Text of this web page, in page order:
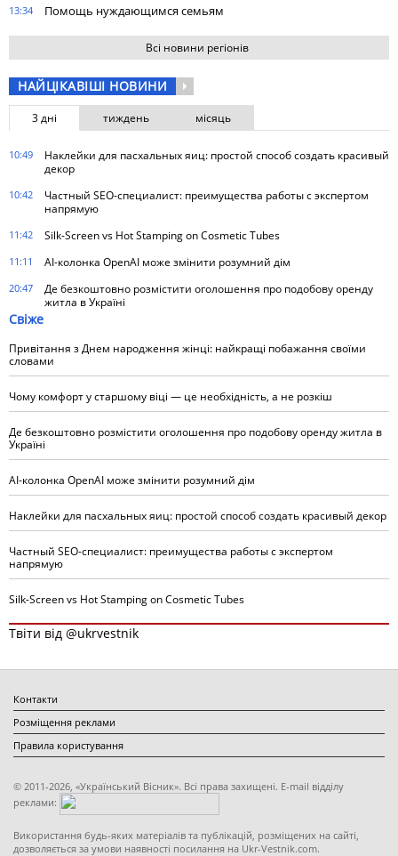
13:34 Помощь нуждающимся семьям
Всі новини регіонів
НАЙЦІКАВІШІ НОВИНИ
3 дні тиждень місяць
10:49
Наклейки для пасхальных яиц: простой способ создать красивый
декор
10:42
Частный SEO-специалист: преимущества работы с экспертом
напрямую
11:42 Silk-Screen vs Hot Stamping on Cosmetic Tubes
11:11 AI-колонка OpenAI може змінити розумний дім
20:47
Де безкоштовно розмістити оголошення про подобову оренду
житла в Україні
Свіже
Привітання з Днем народження жінці: найкращі побажання своїми
словами
Чому комфорт у старшому віці — це необхідність, а не розкіш
Де безкоштовно розмістити оголошення про подобову оренду житла в
Україні
AI-колонка OpenAI може змінити розумний дім
Наклейки для пасхальных яиц: простой способ создать красивый декор
Частный SEO-специалист: преимущества работы с экспертом
напрямую
Silk-Screen vs Hot Stamping on Cosmetic Tubes
Твіти від @ukrvestnik
Контакти
Розміщення реклами
Правила користування
© 2011-2026, «Український Вісник». Всі права захищені. E-mail відділу
реклами:
Використання будь-яких матеріалів та публікацій, розміщених на сайті,
дозволяється за умови наявності посилання на Ukr-Vestnik.com.